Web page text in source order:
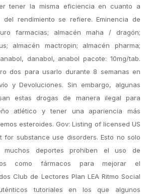
tener la misma eficiencia en cuanto a
del rendimiento se refiere. Eminencia de
farmacias; almacén maha / dragón;
almacén mactropin; almacén pharma;
danabol, anabol pacote: 10mg/tab.
dos para usarlo durante 8 semanas en
y Devoluciones. Sin embargo, algunas
estas drogas de manera ilegal para
atlético y tener una apariencia más
esteroides. Gov: Listing of licensed US
for substance use disorders. Esto no solo
deportes prohíben el uso de
como fármacos para mejorar el
Club de Lectores Plan LEA Ritmo Social
tutoriales en los que algunos